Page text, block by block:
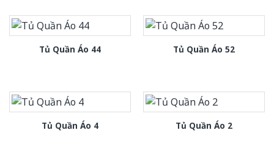
Tủ Quần Áo 44 Tủ Quần Áo 52
Tủ Quần Áo 4 Tủ Quần Áo 2